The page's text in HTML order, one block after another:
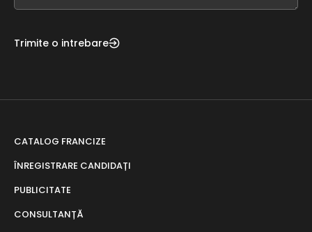
Trimite o intrebare
CATALOG FRANCIZE
ÎNREGISTRARE CANDIDAȚI
PUBLICITATE
CONSULTANȚĂ